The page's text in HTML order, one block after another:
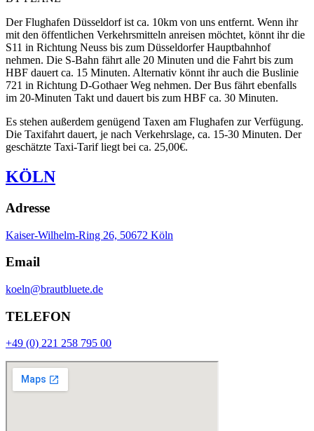
Der Flughafen Düsseldorf ist ca. 10km von uns entfernt. Wenn ihr
mit den öffentlichen Verkehrsmitteln anreisen möchtet, könnt ihr die
S11 in Richtung Neuss bis zum Düsseldorfer Hauptbahnhof
nehmen. Die S-Bahn fährt alle 20 Minuten und die Fahrt bis zum
HBF dauert ca. 15 Minuten. Alternativ könnt ihr auch die Buslinie
721 in Richtung D-Gothaer Weg nehmen. Der Bus fährt ebenfalls
im 20-Minuten Takt und dauert bis zum HBF ca. 30 Minuten.
Es stehen außerdem genügend Taxen am Flughafen zur Verfügung.
Die Taxifahrt dauert, je nach Verkehrslage, ca. 15-30 Minuten. Der
geschätzte Taxi-Tarif liegt bei ca. 25,00€.
KÖLN
Adresse
Kaiser-Wilhelm-Ring 26, 50672 Köln
Email
koeln@brautbluete.de
TELEFON
+49 (0) 221 258 795 00